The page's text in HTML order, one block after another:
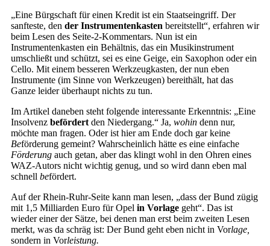
„Eine Bürgschaft für einen Kredit ist ein Staatseingriff. Der
sanfteste, den der Instrumentenkasten bereitstellt“, erfahren wir
beim Lesen des Seite-2-Kommentars. Nun ist ein
Instrumentenkasten ein Behältnis, das ein Musikinstrument
umschließt und schützt, sei es eine Geige, ein Saxophon oder ein
Cello. Mit einem besseren Werkzeugkasten, der nun eben
Instrumente (im Sinne von Werkzeugen) bereithält, hat das
Ganze leider überhaupt nichts zu tun.
Im Artikel daneben steht folgende interessante Erkenntnis: „Eine
Insolvenz befördert den Niedergang.“ Ja, wohin denn nur,
möchte man fragen. Oder ist hier am Ende doch gar keine
Beförderung gemeint? Wahrscheinlich hätte es eine einfache
Förderung auch getan, aber das klingt wohl in den Ohren eines
WAZ-Autors nicht wichtig genug, und so wird dann eben mal
schnell befördert.
Auf der Rhein-Ruhr-Seite kann man lesen, „dass der Bund zügig
mit 1,5 Milliarden Euro für Opel in Vorlage geht“. Das ist
wieder einer der Sätze, bei denen man erst beim zweiten Lesen
merkt, was da schräg ist: Der Bund geht eben nicht in Vorlage,
sondern in Vorleistung.